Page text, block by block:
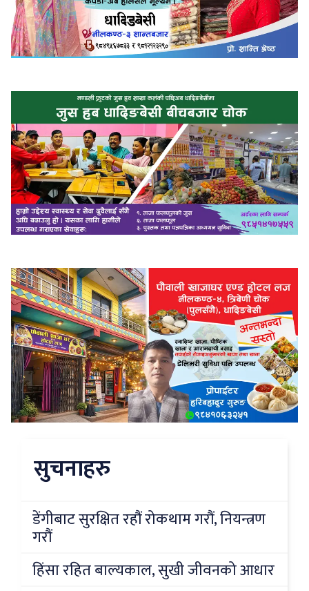
सुचनाहरु
डेंगीबाट सुरक्षित रहौं रोकथाम गरौं, नियन्त्रण
गरौं
हिंसा रहित बाल्यकाल, सुखी जीवनको आधार